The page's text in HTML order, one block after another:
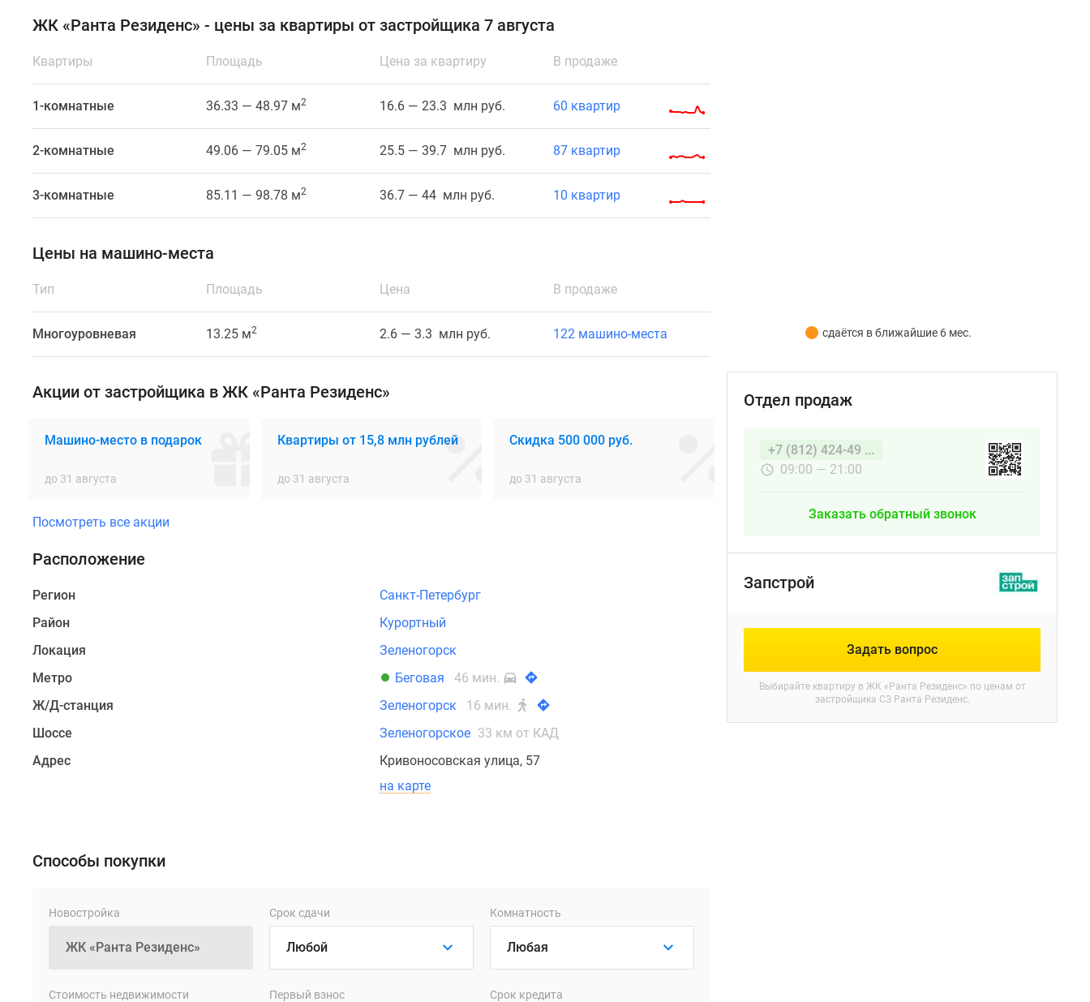
жилой
расположится
в
Курортном
районе
города
области.
Путь
ЗСД
займёт
минут
на
до
района
Петербурга
45
возведено
четырехэтажных
корпусов.
Архитектуру
проекта
выполнят
с
скандинавского
панелями
запоминающийся
облик
ЖК «Ранта Резиденс» - цены за квартиры от застройщика 7 августа
Квартиры Площадь Цена за квартиру В продаже
1-комнатные 36.33 — 48.97 м2 16.6 — 23.3 млн руб. 60 квартир
2-комнатные 49.06 — 79.05 м2 25.5 — 39.7 млн руб. 87 квартир
3-комнатные 85.11 — 98.78 м2 36.7 — 44 млн руб. 10 квартир
Цены на машино-места
Тип Площадь Цена В продаже
Многоуровневая 13.25 м2 2.6 — 3.3 млн руб. 122 машино-места
Акции от застройщика в ЖК «Ранта Резиденс»
Машино-место в подарок
до 31 августа
Квартиры от 15,8 млн рублей
до 31 августа
Скидка 500 000 руб.
до 31 августа
Посмотреть все акции
Расположение
Регион
Санкт-Петербург
Район
Курортный
Локация
Зеленогорск
Метро
Беговая
46 мин.
Ж/Д-станция
Зеленогорск
16 мин.
Шоссе
Зеленогорское 33 км от КАД
Адрес
Кривоносовская улица, 57
на карте
Способы покупки
Новостройка Срок сдачи Комнатность
Стоимость недвижимости Первый взнос Срок кредита
сдаётся в ближайшие 6 мес.
Отдел продаж
+7 (812) 424-49 ...
09:00 — 21:00
Заказать обратный звонок
Запстрой
Задать вопрос
Выбирайте квартиру в ЖК «Ранта Резиденс» по ценам от
застройщика СЗ Ранта Резиденс.